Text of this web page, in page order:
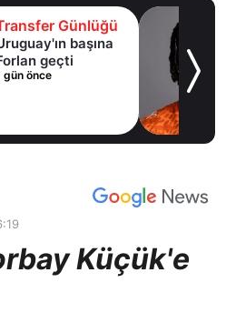
Günlüğü
başına
geçti
gün önce
Küçük'e